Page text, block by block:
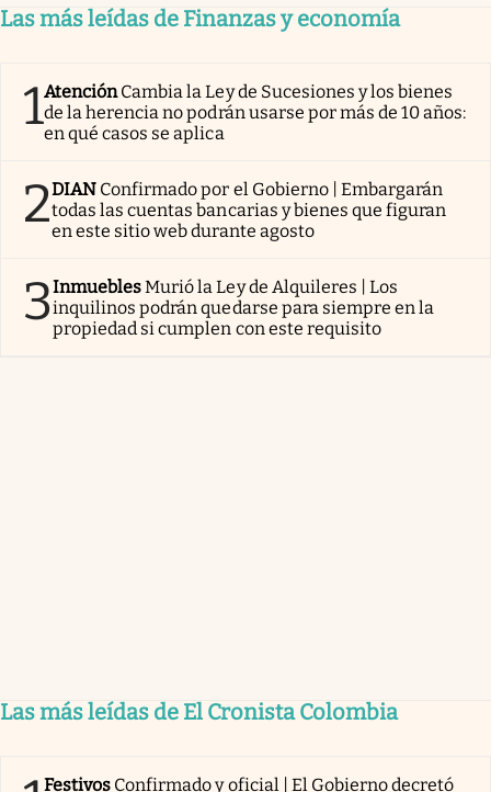
Las más leídas de Finanzas y economía
1AtenciónCambia la Ley de Sucesiones y los bienes
de la herencia no podrán usarse por más de 10 años:
en qué casos se aplica
2DIAN Confirmado por el Gobierno | Embargarán
todas las cuentas bancarias y bienes que figuran
en este sitio web durante agosto
3InmueblesMurió la Ley de Alquileres | Los
inquilinos podrán quedarse para siempre en la
propiedad si cumplen con este requisito
Las más leídas de El Cronista Colombia
Festivos Confirmado y oficial | El Gobierno decretó